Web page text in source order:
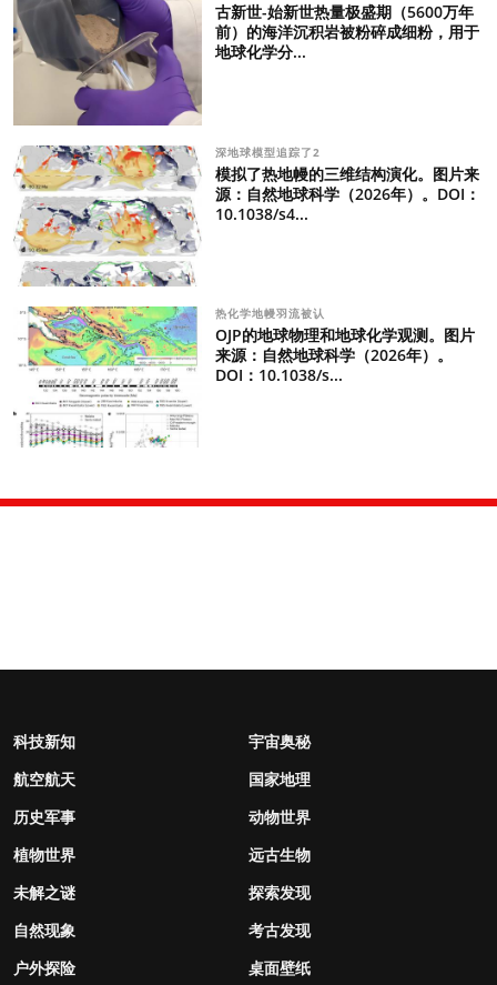
古新世-始新世热量极盛期（5600万年
前）的海洋沉积岩被粉碎成细粉，用于
地球化学分...
深地球模型追踪了2
模拟了热地幔的三维结构演化。图片来
源：自然地球科学（2026年）。DOI：
10.1038/s4...
热化学地幔羽流被认
OJP的地球物理和地球化学观测。图片
来源：自然地球科学（2026年）。
DOI：10.1038/s...
科技新知
宇宙奥秘
航空航天
国家地理
历史军事
动物世界
植物世界
远古生物
未解之谜
探索发现
自然现象
考古发现
户外探险
桌面壁纸